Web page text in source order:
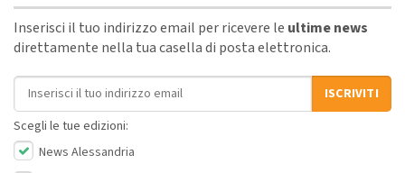
Inserisci il tuo indirizzo email per ricevere le ultime news
direttamente nella tua casella di posta elettronica.
Indirizzo email
ISCRIVITI
Scegli le tue edizioni:
News Alessandria